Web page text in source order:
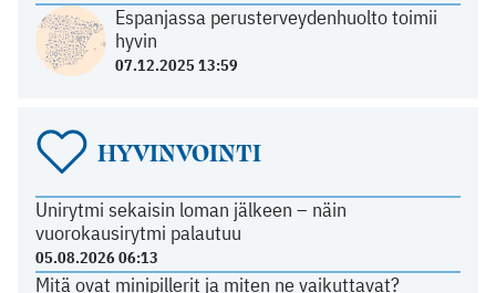
Espanjassa perusterveydenhuolto toimii
hyvin
07.12.2025 13:59
HYVINVOINTI
Unirytmi sekaisin loman jälkeen – näin
vuorokausirytmi palautuu
05.08.2026 06:13
Mitä ovat minipillerit ja miten ne vaikuttavat?